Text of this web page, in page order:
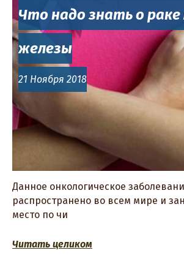
Что надо знать о
железы
21 Ноября 2018
Данное онкологическое
распространено во всем мире и
место по чи
Читать целиком